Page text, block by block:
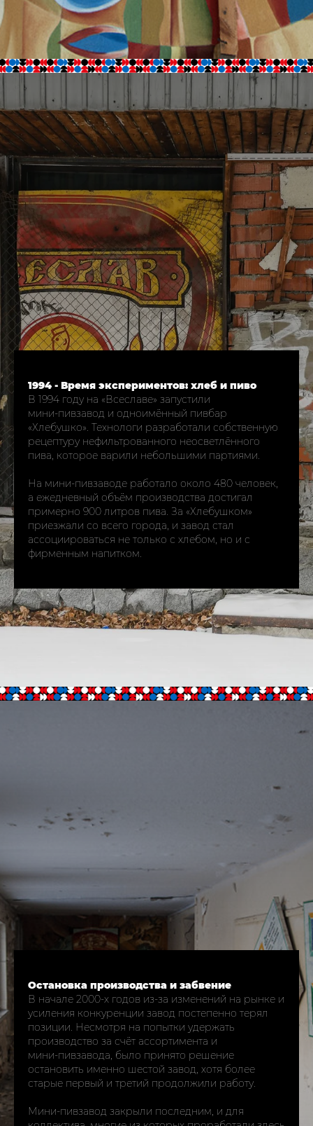
1994 - Время экспериментов: хлеб и пиво
В 1994 году на «Всеславе» запустили
мини‑пивзавод и одноимённый пивбар
«Хлебушко». Технологи разработали собственную
рецептуру нефильтрованного неосветлённого
пива, которое варили небольшими партиями.
На мини‑пивзаводе работало около 480 человек,
а ежедневный объём производства достигал
примерно 900 литров пива. За «Хлебушком»
приезжали со всего города, и завод стал
ассоциироваться не только с хлебом, но и с
фирменным напитком.
Остановка производства и забвение
В начале 2000‑х годов из‑за изменений на рынке и
усиления конкуренции завод постепенно терял
позиции. Несмотря на попытки удержать
производство за счёт ассортимента и
мини‑пивзавода, было принято решение
остановить именно шестой завод, хотя более
старые первый и третий продолжили работу.​
Мини‑пивзавод закрыли последним, и для